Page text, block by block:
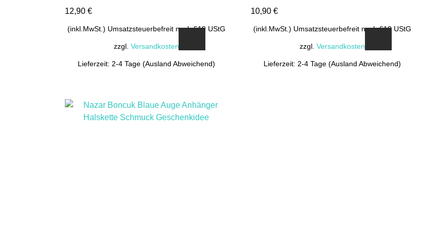
12,90 €
(inkl.MwSt.) Umsatzsteuerbefreit nach §19 UStG
zzgl. Versandkosten
Lieferzeit: 2-4 Tage (Ausland Abweichend)
10,90€
(inkl.MwSt.) Umsatzsteuerbefreit nach §19 UStG
zzgl. Versandkosten
Lieferzeit: 2-4 Tage (Ausland Abweichend)